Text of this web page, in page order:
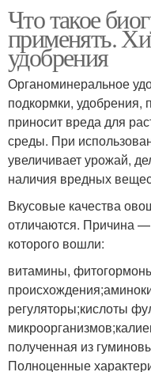
Что такое
применять.
удобрения
Органоминеральное
подкормки, удобрения,
приносит вреда для
среды. При
увеличивает урожай,
наличия вредных
Вкусовые качества
отличаются. Причина —
которого вошли:
витамины,
регуляторы;кислоты
полученная из
Полноценные